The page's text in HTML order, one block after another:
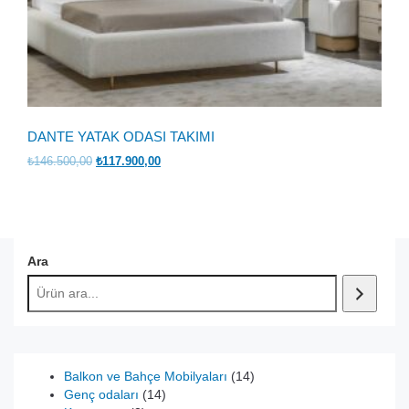
DANTE YATAK ODASI TAKIMI
₺146.500,00 Orijinal
₺117.900,00Şu
Ara
Balkon ve Bahçe Mobilyaları 1414
Genç odaları 1414